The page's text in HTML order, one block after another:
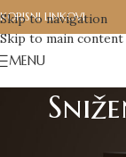
Skip to navigation
Skip to main content
KORISNI LINKOVI
MENU
Sniženje